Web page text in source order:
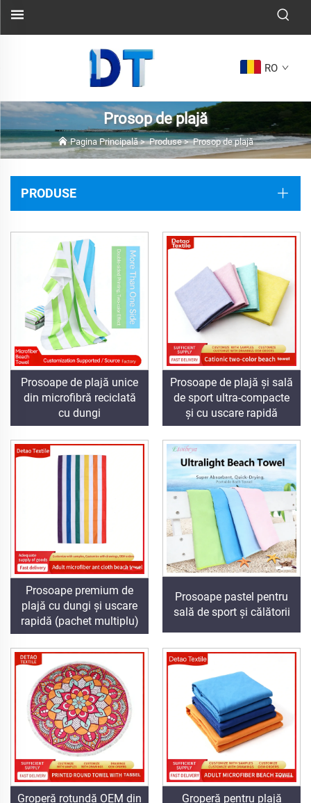
RO
Prosop de plajă
Pagina Principală>Produse>Prosop de plajă
PRODUSE
Prosoape de plajă unice
din microfibră reciclată
cu dungi
Prosoape de plajă și sală
de sport ultra-compacte
și cu uscare rapidă
Prosoape premium de
plajă cu dungi și uscare
rapidă (pachet multiplu)
Prosoape pastel pentru
sală de sport și călătorii
Groperă rotundă OEM din
Groperă pentru plajă